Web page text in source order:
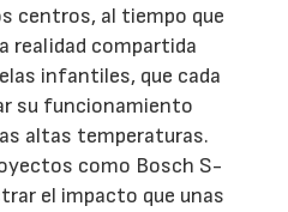
centros, al tiempo que
realidad compartida
infantiles, que cada
su funcionamiento
altas temperaturas.
como Bosch S-
el impacto que unas